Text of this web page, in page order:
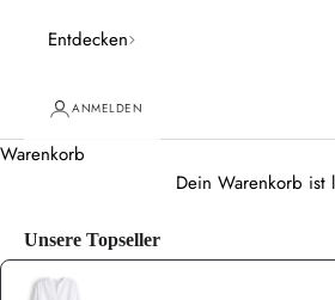
Entdecken
ANMELDEN
Warenkorb
Dein Warenkorb ist
Unsere Topseller
Use the Previous and Next buttons to